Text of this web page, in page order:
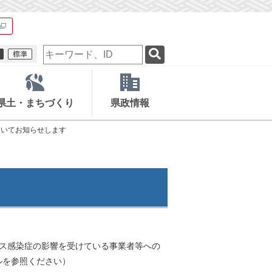
検
索
ー
ー
ド
土・まちづくり 県政情報
てお知らせします
感染症の影響を受けている事業者等への
参照ください）